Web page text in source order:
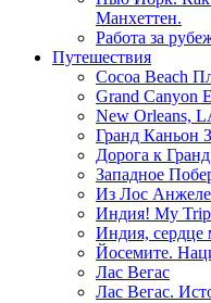
Манхеттен.
Работа за
Путешествия
Cocoa Beach
Grand Canyon
New Orleans,
Гранд Каньон
Дорога к
Западное
Из Лос
Индия! My
Индия, сердце
Йосемите.
Лас Вегас
Лас Вегас.